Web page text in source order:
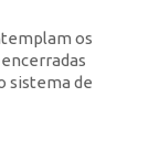
os
sistema de